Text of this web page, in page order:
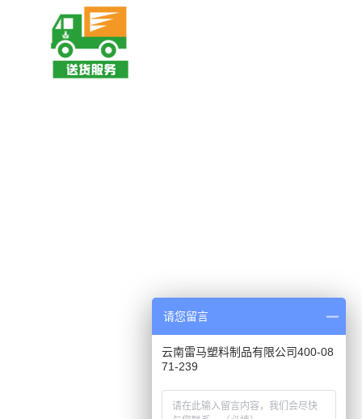
请您留言
云南雷马塑料制品有限公司400-08
71-239